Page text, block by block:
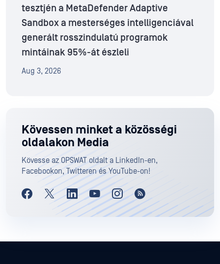
tesztjén a MetaDefender Adaptive
Sandbox a mesterséges intelligenciával
generált rosszindulatú programok
mintáinak 95%-át észleli
Aug 3, 2026
Kövessen minket a közösségi
oldalakon Media
Kövesse az OPSWAT oldalt a LinkedIn-en,
Facebookon, Twitteren és YouTube-on!